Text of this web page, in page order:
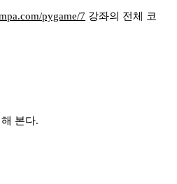
pygame/7 강좌의 전체 코
본다.